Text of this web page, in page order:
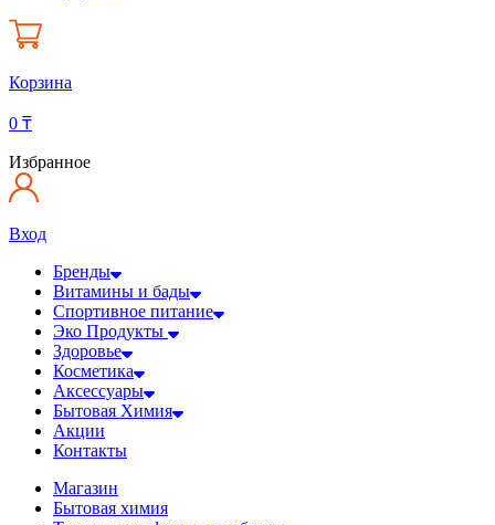
Корзина
0 ₸
Избранное
Вход
Бренды
Витамины и бады
Спортивное питание
Эко Продукты
Здоровье
Косметика
Аксессуары
Бытовая Химия
Акции
Контакты
Магазин
Бытовая химия